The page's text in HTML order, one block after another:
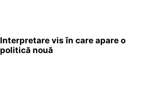
Interpretare vis în care apare o
politică nouă